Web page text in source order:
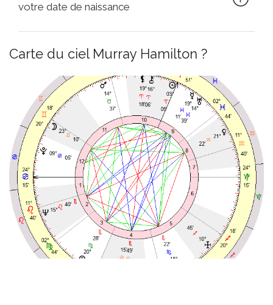
votre date de naissance
Carte du ciel Murray Hamilton ?